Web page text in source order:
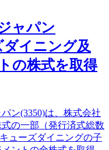
ャパン
ダイニング及
の株式を取得
ン(3350)は、株式会社
の一部（発行済式総数
ューズダイニングの子